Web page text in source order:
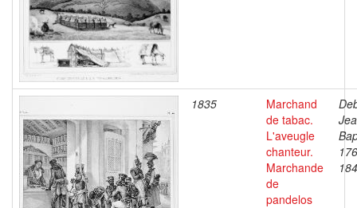
1835
Marchand
de tabac.
L'aveugle
chanteur.
Marchande
de
pandelos